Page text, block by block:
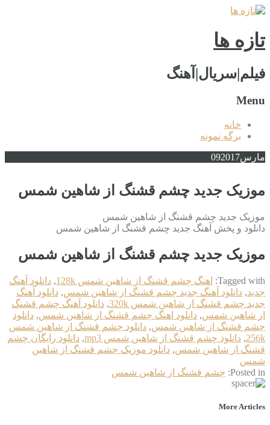
تازه ها
فیلم|سریال|آهنگ
Menu
خانه
برگه نمونه
مارس 092017
موزیک جدید چشم قشنگ از شاهین شمس
موزیک جدید چشم قشنگ از شاهین شمس
دانلود و پخش آهنگ جدید چشم قشنگ از شاهین شمس
موزیک جدید چشم قشنگ از شاهین شمس
Tagged with: اهنگ چشم قشنگ از شاهین شمس 128k , دانلود آهنگ
جدید, دانلود آهنگ جدید چشم قشنگ از شاهین شمس, دانلود آهنگ
جدید چشم قشنگ از شاهین شمس 320k
, دانلود آهنگ چشم قشنگ
از شاهین شمس, دانلود اهنگ چشم قشنگ از شاهین شمس, دانلود
چشم قشنگ از شاهین شمس, دانلود چشم قشنگ از شاهین شمس
256k
, دانلود چشم قشنگ از شاهین شمس mp3 , دانلود رایگان چشم
قشنگ از شاهین شمس, دانلود موزیک چشم قشنگ از شاهین
شمس
Posted in: چشم قشنگ از شاهین شمس
More Articles